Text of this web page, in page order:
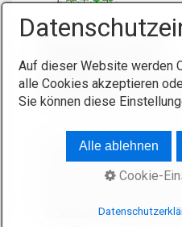
Das Thiemitztal ist für
dem Posaunenchor
gemeinsame
Trotzdem machten sich
Auf dieser Website werden
alle Cookies akzeptieren
Sie können diese
Alle ablehnen
Cookie-